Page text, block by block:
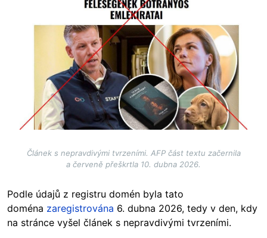
Článek s nepravdivými tvrzeními. AFP část textu začernila
a červeně přeškrtla 10. dubna 2026.
Podle údajů z registru domén byla tato
doména zaregistrována 6. dubna 2026, tedy v den, kdy
na stránce vyšel článek s nepravdivými tvrzeními.